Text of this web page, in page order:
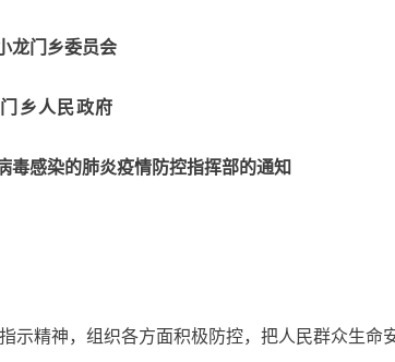
龙门乡委员会
乡人民政府
毒感染的肺炎疫情防控指挥部的通知
精神，组织各方面积极防控，把人民群众生命